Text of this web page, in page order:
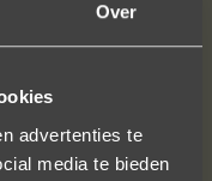
Over
advertenties te
media te bieden